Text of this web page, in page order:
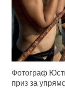
Фотограф
приз за